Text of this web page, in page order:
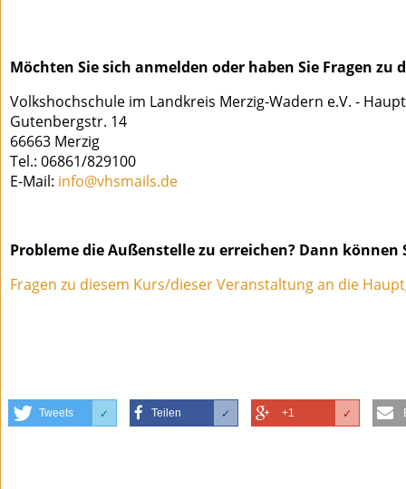
Möchten Sie sich anmelden oder haben Sie Fragen
Volkshochschule im Landkreis Merzig-Wadern e.V. -
Gutenbergstr. 14
66663 Merzig
Tel.: 06861/829100
E-Mail: info@vhsmails.de
Probleme die Außenstelle zu erreichen? Dann
Fragen zu diesem Kurs/dieser Veranstaltung an die
Tweets ✓ Teilen ✓ +1 ✓